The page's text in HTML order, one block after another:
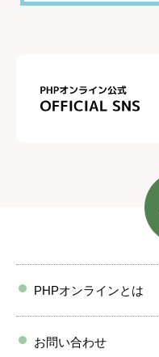
PHPオンラインとは
お問い合わせ